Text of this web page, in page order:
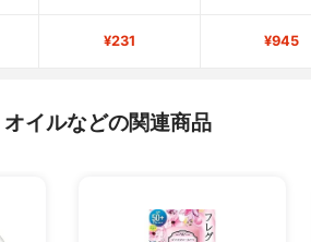
¥231 ¥945
イルなどの関連商品